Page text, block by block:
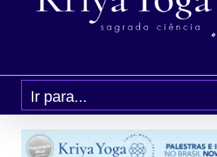
Ir para...